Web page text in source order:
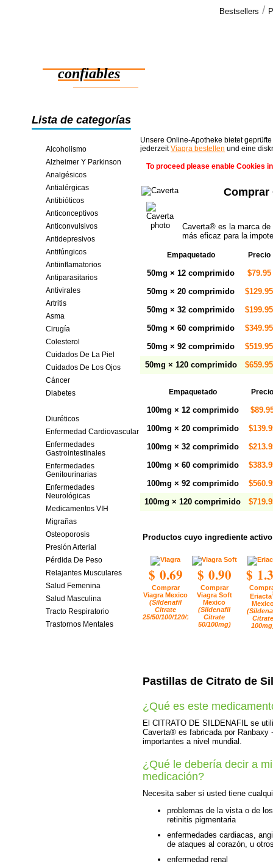
Bestsellers /
confiables
ahorros en línea
Lista de categorías
Alcoholismo
Alzheimer Y Parkinson
Analgésicos
Antialérgicas
Antibióticos
Anticonceptivos
Anticonvulsivos
Antidepresivos
Antifúngicos
Antiinflamatorios
Antiparasitarios
Antivirales
Artritis
Asma
Cirugía
Colesterol
Cuidados De La Piel
Cuidados De Los Ojos
Cáncer
Diabetes
Diuréticos
Enfermedad Cardiovascular
Enfermedades
Gastrointestinales
Enfermedades
Genitourinarias
Enfermedades
Neurológicas
Medicamentos VIH
Migrañas
Osteoporosis
Presión Arterial
Pérdida De Peso
Relajantes Musculares
Salud Femenina
Salud Masculina
Tracto Respiratorio
Trastornos Mentales
Unsere Online-Apotheke bietet
jederzeitViagra bestellen und eine
To proceed please enable Cookies
Comprar
Caverta® es la marca de
más eficaz para la
Empaquetado Precio
50mg × 12 comprimido
$79.95
50mg × 20 comprimido
$129.95
50mg × 32 comprimido
$199.95
50mg × 60 comprimido
$349.95
50mg × 92 comprimido
$519.95
50mg × 120 comprimido
$659.95
Empaquetado Precio
100mg × 12 comprimido
100mg × 20 comprimido
100mg × 32 comprimido
100mg × 60 comprimido
100mg × 92 comprimido
100mg × 120 comprimido
Productos cuyo ingrediente
$ 0.69
Comprar
Viagra Mexico
(Sildenafil
Citrate
25/50/100/120/150/200mg)
$ 0.90
Comprar
Viagra Soft
Mexico
(Sildenafil
Citrate
50/100mg)
$
Eriacta
Citrate
Pastillas de Citrato de
¿Qué es este
El CITRATO DE SILDENAFIL se
Caverta® es fabricada por
importantes a nivel mundial.
¿Qué le debería decir a
medicación?
Necesita saber si usted tiene
problemas de la vista o de
retinitis pigmentaria
enfermedades cardiacas,
de ataques al corazón, u
enfermedad renal